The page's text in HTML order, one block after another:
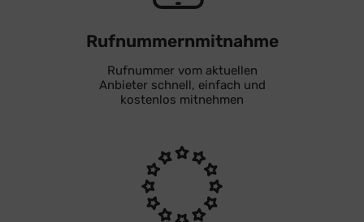
Rufnummernmitnahme
Rufnummer vom aktuellen
Anbieter schnell, einfach und
kostenlos mitnehmen